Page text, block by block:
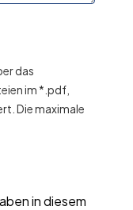
das
im *.pdf,
Die maximale
in diesem